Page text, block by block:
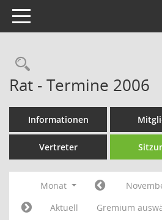
Toggle navigation
Rechercheauswahl
Rat - Termine 2006
Informationen
Vertreter
Monat
Aktuell
Gremium